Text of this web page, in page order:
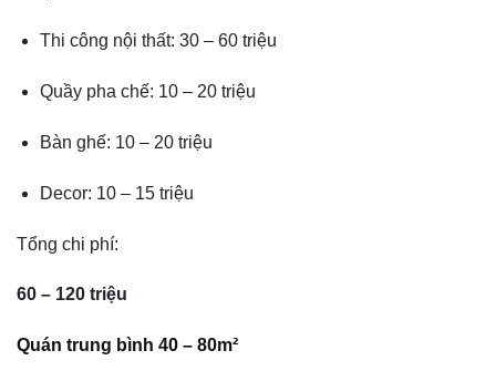
Thi công nội thất: 30 – 60 triệu
Quầy pha chế: 10 – 20 triệu
Bàn ghế: 10 – 20 triệu
Decor: 10 – 15 triệu
Tổng chi phí:
60 – 120 triệu
Quán trung bình 40 – 80m²